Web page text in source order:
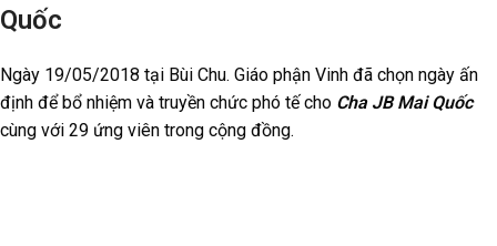
Quốc
Ngày 19/05/2018 tại Bùi Chu. Giáo phận Vinh đã chọn ngày ấn
định để bổ nhiệm và truyền chức phó tế cho Cha JB Mai Quốc
cùng với 29 ứng viên trong cộng đồng.